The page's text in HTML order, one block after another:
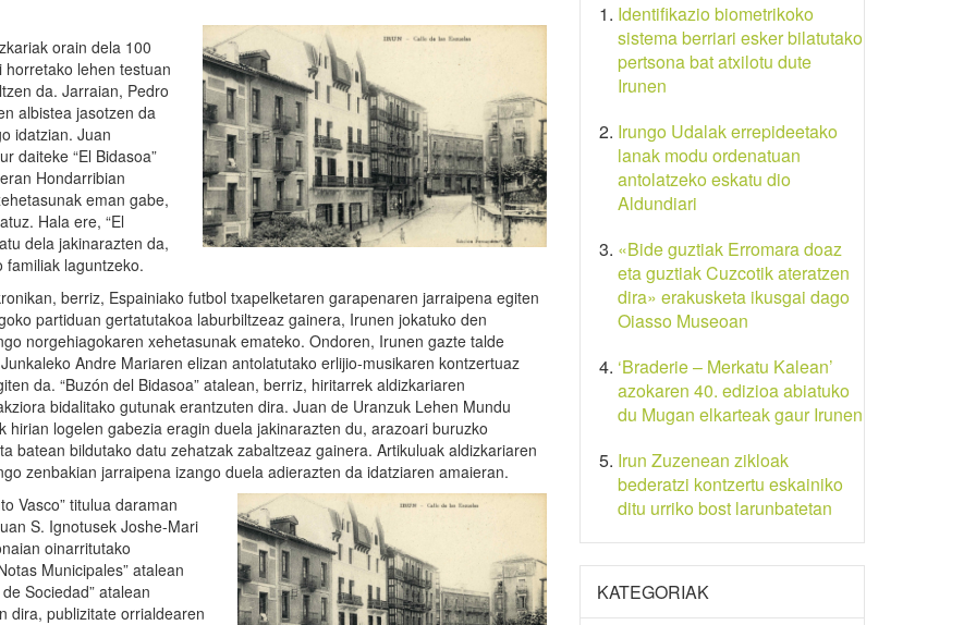
orain dela 100
lehen testuan
da. Jarraian, Pedro
albistea jasotzen da
idatzian. Juan
daiteke “El Bidasoa”
Hondarribian
eman gabe,
Hala ere, “El
dela jakinarazten da,
laguntzeko.
berriz, Espainiako futbol txapelketaren garapenaren jarraipena egiten
partiduan gertatutakoa laburbiltzeaz gainera, Irunen jokatuko den
norgehiagokaren xehetasunak emateko. Ondoren, Irunen gazte talde
Andre Mariaren elizan antolatutako erlijio-musikaren kontzertuaz
da. “Buzón del Bidasoa” atalean, berriz, hiritarrek aldizkariaren
bidalitako gutunak erantzuten dira. Juan de Uranzuk Lehen Mundu
hirian logelen gabezia eragin duela jakinarazten du, arazoari buruzko
batean bildutako datu zehatzak zabaltzeaz gainera. Artikuluak aldizkariaren
zenbakian jarraipena izango duela adierazten da idatziaren amaieran.
Vasco” titulua daraman
S. Ignotusek Joshe-Mari
oinarritutako
Municipales” atalean
Sociedad” atalean
dira, publizitate orrialdearen
Identifikazio biometrikoko
sistema berriari esker bilatutako
pertsona bat atxilotu dute
Irunen
Irungo Udalak errepideetako
lanak modu ordenatuan
antolatzeko eskatu dio
Aldundiari
«Bide guztiak Erromara doaz
eta guztiak Cuzcotik ateratzen
dira» erakusketa ikusgai dago
Oiasso Museoan
‘Braderie – Merkatu Kalean’
azokaren 40. edizioa abiatuko
du Mugan elkarteak gaur Irunen
Irun Zuzenean zikloak
bederatzi kontzertu eskainiko
ditu urriko bost larunbatetan
KATEGORIAK